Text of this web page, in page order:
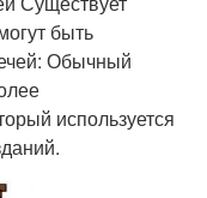
быть
Обычный
используется